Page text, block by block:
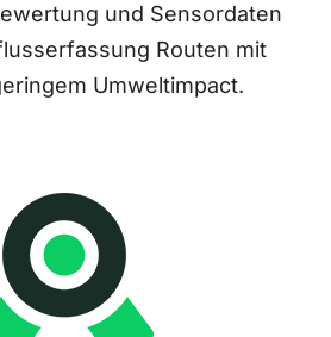
und Sensordaten
Routen mit
Umweltimpact.